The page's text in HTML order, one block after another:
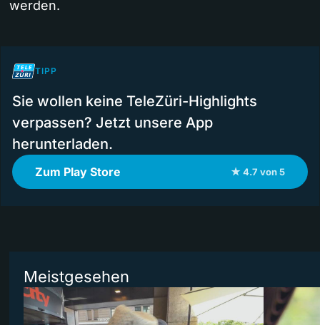
werden.
TIPP
Sie wollen keine TeleZüri-Highlights
verpassen? Jetzt unsere App
herunterladen.
Zum Play Store ★ 4.7 von 5
Meistgesehen